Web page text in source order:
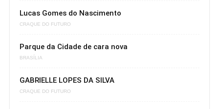
Lucas Gomes do Nascimento
CRAQUE DO FUTURO
Parque da Cidade de cara nova
BRASÍLIA
GABRIELLE LOPES DA SILVA
CRAQUE DO FUTURO